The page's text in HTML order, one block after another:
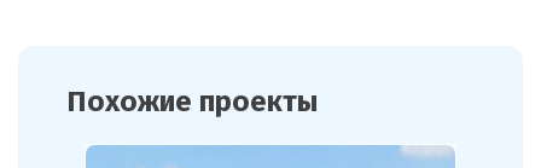
Похожие проекты